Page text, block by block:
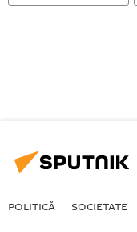
POLITICĂ SOCIETATE